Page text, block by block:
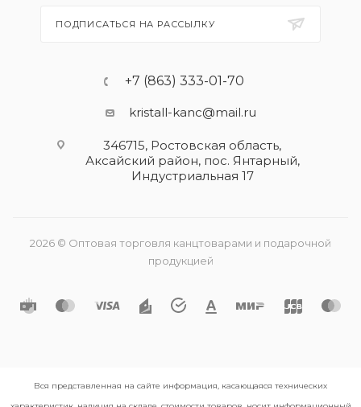
ПОДПИСАТЬСЯ НА РАССЫЛКУ
+7 (863) 333-01-70
kristall-kanc@mail.ru
346715, Ростовская область​,
Аксайский район, пос. Янтарный,
Индустриальная 17
2026 © Оптовая торговля канцтоварами и подарочной
продукцией
Вся представленная на сайте информация, касающаяся технических